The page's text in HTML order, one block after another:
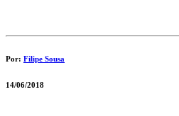
Por: Filipe Sousa
14/06/2018